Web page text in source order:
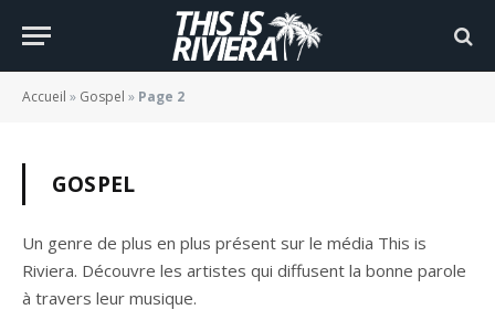
Accueil » Gospel » Page 2
GOSPEL
Un genre de plus en plus présent sur le média This is
Riviera. Découvre les artistes qui diffusent la bonne parole
à travers leur musique.